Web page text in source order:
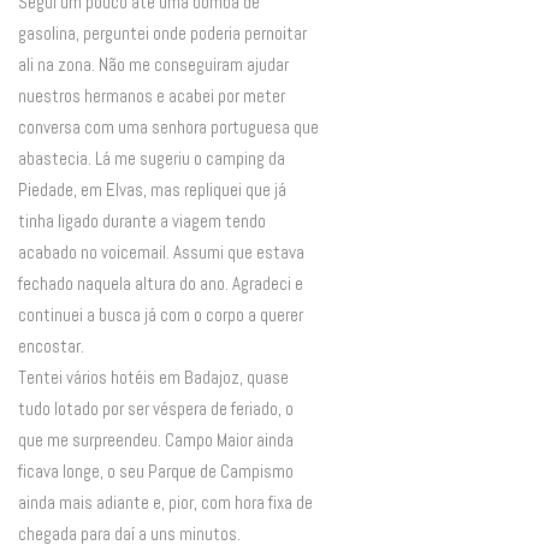
gasolina, perguntei onde poderia pernoitar
ali na zona. Não me conseguiram ajudar
nuestros hermanos e acabei por meter
conversa com uma senhora portuguesa que
abastecia. Lá me sugeriu o camping da
Piedade, em Elvas, mas repliquei que já
tinha ligado durante a viagem tendo
acabado no voicemail. Assumi que estava
fechado naquela altura do ano. Agradeci e
continuei a busca já com o corpo a querer
encostar.
Tentei vários hotéis em Badajoz, quase
tudo lotado por ser véspera de feriado, o
que me surpreendeu. Campo Maior ainda
ficava longe, o seu Parque de Campismo
ainda mais adiante e, pior, com hora fixa de
chegada para daí a uns minutos.